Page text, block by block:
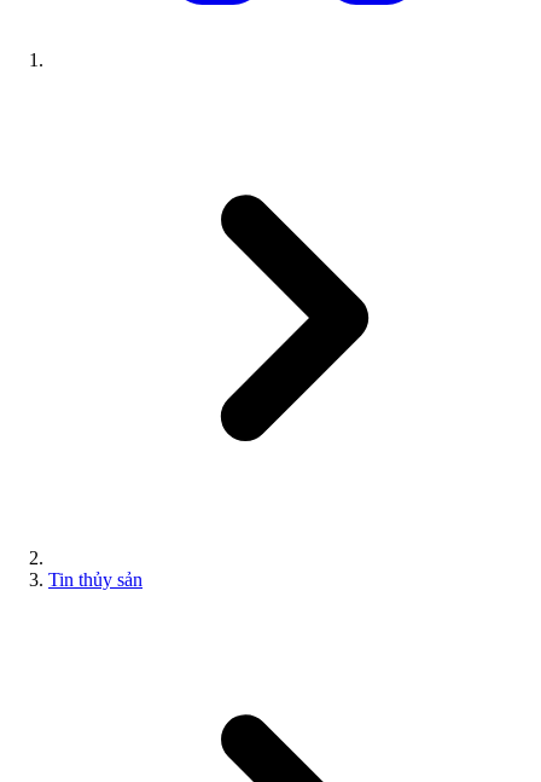
Tin thủy sản